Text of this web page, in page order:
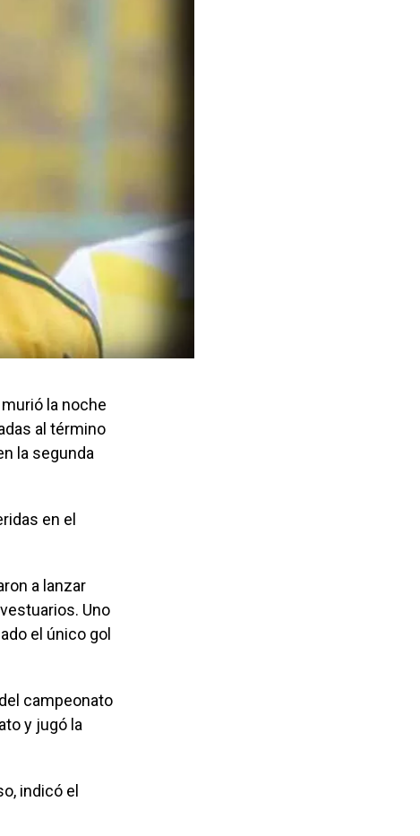
la noche
al término
la segunda
en el
a lanzar
Uno
el único gol
campeonato
y jugó la
indicó el